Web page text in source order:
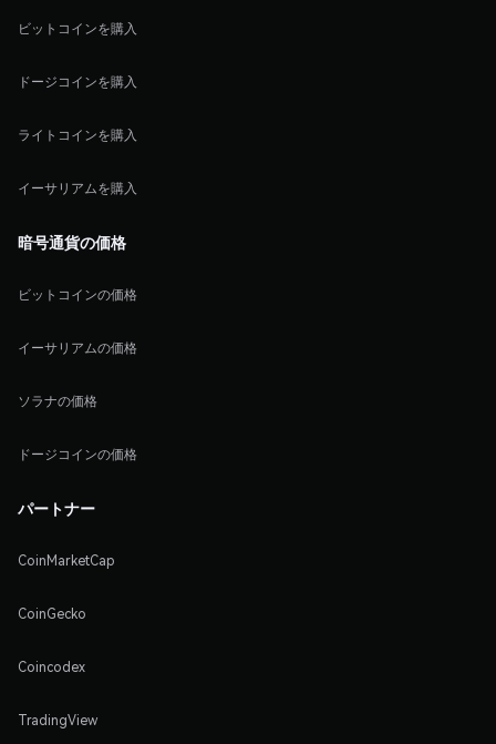
ビットコインを購入
ドージコインを購入
ライトコインを購入
イーサリアムを購入
暗号通貨の価格
ビットコインの価格
イーサリアムの価格
ソラナの価格
ドージコインの価格
パートナー
CoinMarketCap
CoinGecko
Coincodex
TradingView